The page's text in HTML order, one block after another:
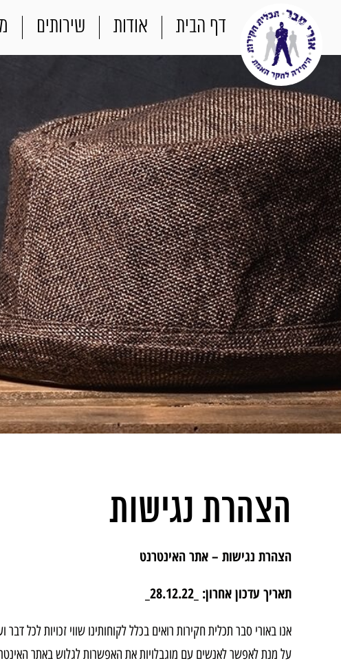
דף הבית אודות שירותים
הצהרת נגישות
הצהרת נגישות – אתר האינטרנט
תאריך עדכון אחרון: _28.12.22_
אנו באורי סבר תכלית חקירות רואים בכלל לקוחותינו שווי זכויות לכל דבר
על מנת לאפשר לאנשים עם מוגבלויות את האפשרות לגלוש באתר